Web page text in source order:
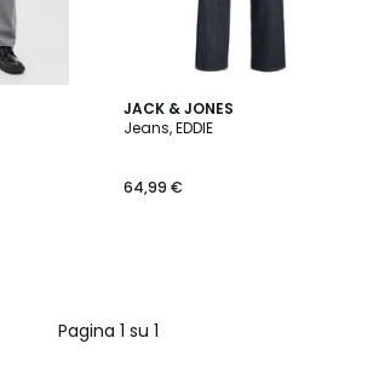
JACK & JONES
Jeans, EDDIE
64,99 €
Pagina 1 su 1